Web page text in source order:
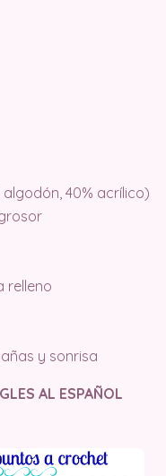
40% acrílico)
relleno
y sonrisa
AL ESPAÑOL